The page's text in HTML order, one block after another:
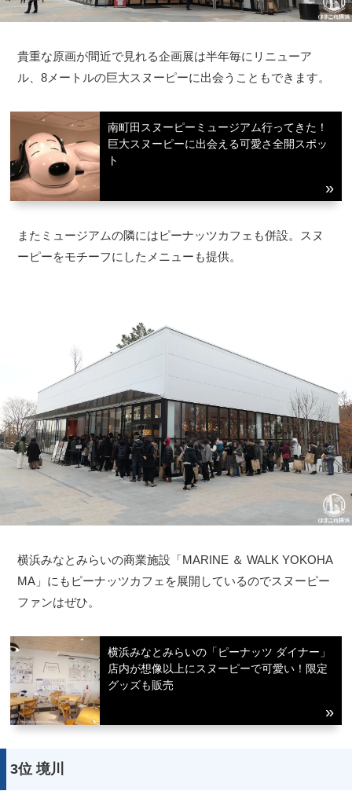
貴重な原画が間近で見れる企画展は半年毎にリニューア
ル、8メートルの巨大スヌーピーに出会うこともできます。
南町田スヌーピーミュージアム行ってきた！
巨大スヌーピーに出会える可愛さ全開スポッ
ト
またミュージアムの隣にはピーナッツカフェも併設。スヌ
ーピーをモチーフにしたメニューも提供。
横浜みなとみらいの商業施設「MARINE ＆ WALK YOKOHA
MA」にもピーナッツカフェを展開しているのでスヌーピー
ファンはぜひ。
横浜みなとみらいの「ピーナッツ ダイナー」
店内が想像以上にスヌーピーで可愛い！限定
グッズも販売
3位 境川
観光ガイド
ブログ記事
サイトについて